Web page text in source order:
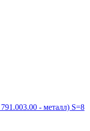
- металл) S=8